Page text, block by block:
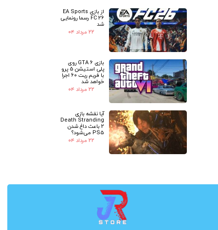
از بازی EA Sports
FC 26 رسما رونمایی
شد
۲۲ مرداد ۰۴
بازی GTA 6 روی
پلی استیشن 5 پرو
با فریم ریت 60 اجرا
خواهد شد
۲۲ مرداد ۰۴
آیا نقشه بازی
Death Stranding
2 باعث داغ شدن
PS5 می‌شود؟
۲۲ مرداد ۰۴